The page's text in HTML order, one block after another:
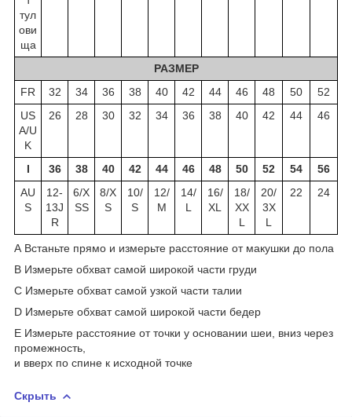
тул
ови
ща
РАЗМЕР
FR
32 34 36 38 40 42 44 46 48 50
52
US
A/U
K
26 28 30 32 34 36 38 40 42 44 46
I 36 38 40 42 44 46 48 50 52 54
56
AU
S
12-
13J
R
6/X
SS
8/X
S
10/
S
12/
M
14/
L
16/
XL
18/
XX
L
20/
3X
L
22 24
A Встаньте прямо и измерьте расcтояние от макушки до пола
B Измерьте обхват самой широкой части груди
C Измерьте обхват самой узкой части талии
D Измерьте обхват самой широкой части бедер
E Измерьте расстояние от точки у основании шеи, вниз через
промежность,
и вверх по спине к исходной точке
Скрыть